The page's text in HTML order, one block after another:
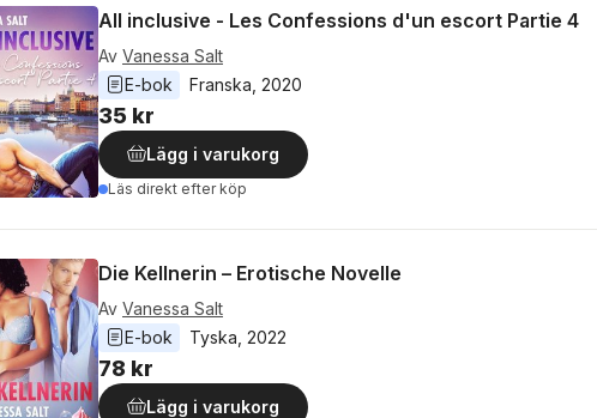
All inclusive - Les Confessions d'un escort Partie 4
Av Vanessa Salt
E-bok
Franska 2020
35 kr
Lägg i varukorg
Läs direkt efter köp
Die Kellnerin – Erotische Novelle
Av Vanessa Salt
E-bok
Tyska 2022
78 kr
Lägg i varukorg